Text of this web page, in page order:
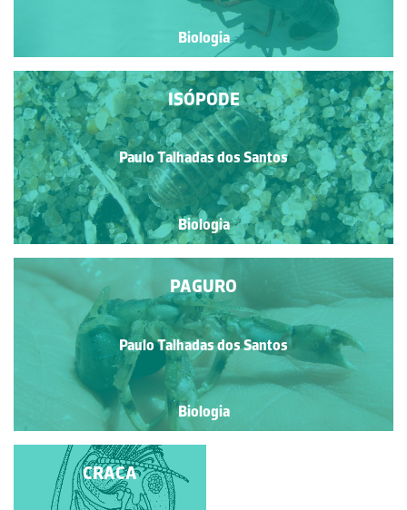
Biologia
ISÓPODE
Paulo Talhadas dos Santos
Biologia
PAGURO
Paulo Talhadas dos Santos
Biologia
CRACAS E BÚZIOS
CRACA